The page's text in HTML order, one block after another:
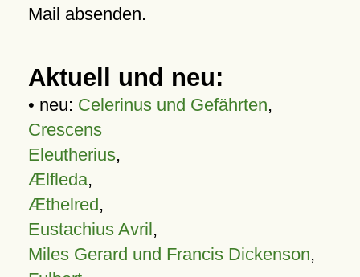
Mail absenden.
Aktuell und neu:
• neu: Celerinus und Gefährten,
Crescens
Eleutherius,
Ælfleda,
Æthelred,
Eustachius Avril,
Miles Gerard und Francis Dickenson,